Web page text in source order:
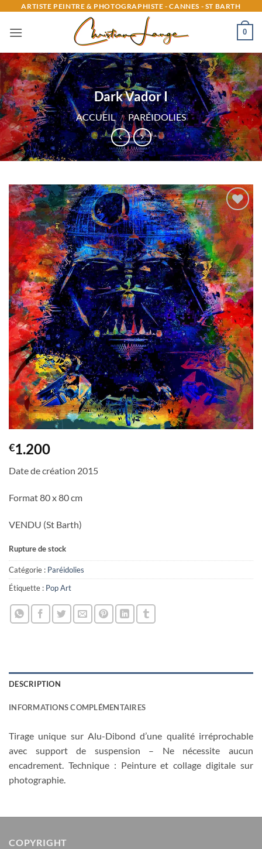
Passer
contenu
ARTISTE PEINTRE & PHOTOGRAPHISTE - CANNES - ST BARTH
0
Dark Vador I
ACCUEIL / PARÉIDOLIES
Ajouter
à la
liste
d’envies
€1.200
Date de création 2015
Format 80 x 80 cm
VENDU (St Barth)
Rupture de stock
Catégorie : Paréidolies
Étiquette : Pop Art
DESCRIPTION
INFORMATIONS COMPLÉMENTAIRES
Tirage unique sur Alu-Dibond d’une qualité irréprochable
avec support de suspension – Ne nécessite aucun
encadrement. Technique : Peinture et collage digitale sur
photographie.
COPYRIGHT